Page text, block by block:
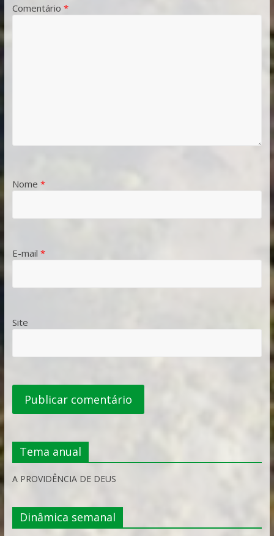
Comentário *
Nome *
E-mail *
Site
Tema anual
A PROVIDÊNCIA DE DEUS
Dinâmica semanal